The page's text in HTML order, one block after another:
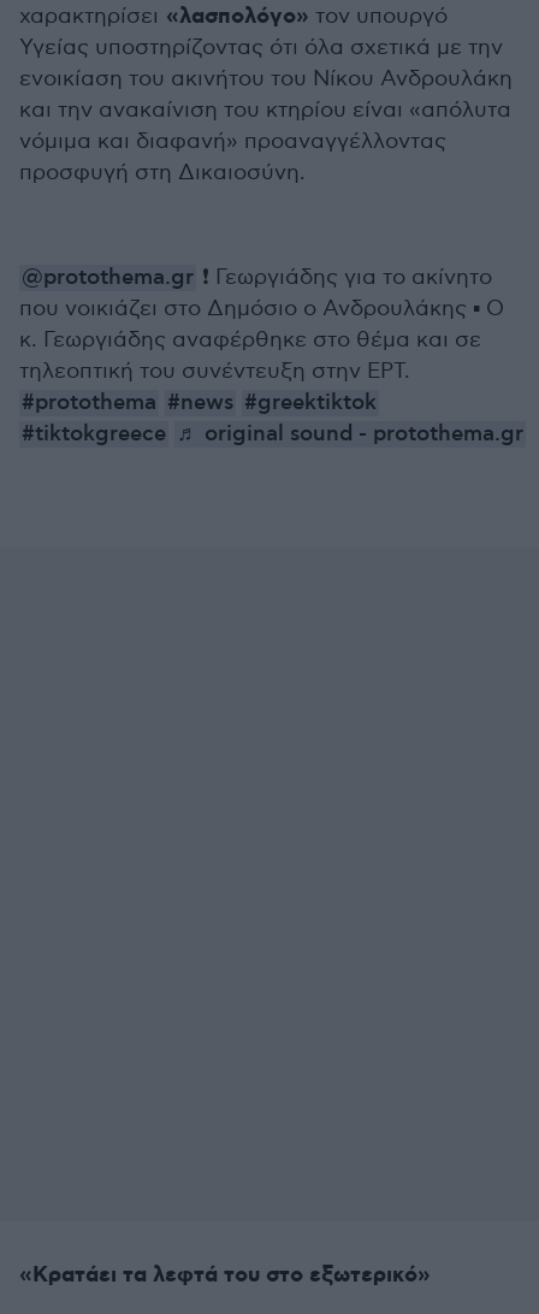
χαρακτηρίσει «λασπολόγο» τον υπουργό
Υγείας υποστηρίζοντας ότι όλα σχετικά με την
ενοικίαση του ακινήτου του Νίκου Ανδρουλάκη
και την ανακαίνιση του κτηρίου είναι «απόλυτα
νόμιμα και διαφανή» προαναγγέλλοντας
προσφυγή στη Δικαιοσύνη.
@protothema.gr ❗ Γεωργιάδης για το ακίνητο
που νοικιάζει στο Δημόσιο ο Ανδρουλάκης ▪️ Ο
κ. Γεωργιάδης αναφέρθηκε στο θέμα και σε
τηλεοπτική του συνέντευξη στην ΕΡΤ.
#protothema #news #greektiktok
#tiktokgreece ♬ original sound - protothema.gr
«Κρατάει τα λεφτά του στο εξωτερικό»